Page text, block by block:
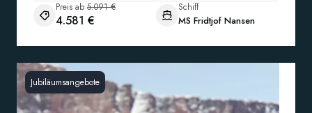
Preis ab 5.091 €
4.581 €
Schiff
MS Fridtjof Nansen
Jubiläumsangebote